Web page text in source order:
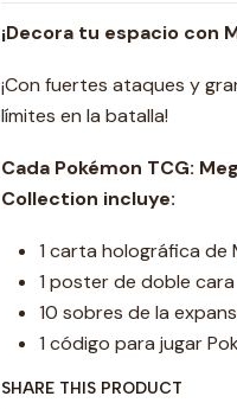
¡Decora tu espacio con
¡Con fuertes ataques y
límites en la batalla!
Cada Pokémon TCG:
Collection incluye:
1 carta holográfica de
1 poster de doble cara
10 sobres de la
1 código para jugar
SHARE THIS PRODUCT